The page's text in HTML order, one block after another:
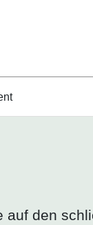
auf den